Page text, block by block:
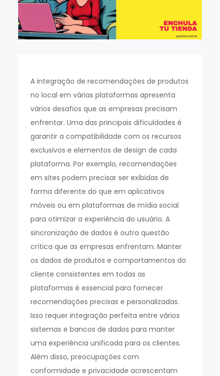
A integração de recomendações de produtos
no local em várias plataformas apresenta
vários desafios que as empresas precisam
enfrentar. Uma das principais dificuldades é
garantir a compatibilidade com os recursos
exclusivos e elementos de design de cada
plataforma. Por exemplo, recomendações
em sites podem precisar ser exibidas de
forma diferente do que em aplicativos
móveis ou em plataformas de mídia social
para otimizar a experiência do usuário. A
sincronização de dados é outra questão
crítica que as empresas enfrentam. Manter
os dados de produtos e comportamentos do
cliente consistentes em todas as
plataformas é essencial para fornecer
recomendações precisas e personalizadas.
Isso requer integração perfeita entre vários
sistemas e bancos de dados para manter
uma experiência unificada para os clientes.
Além disso, preocupações com
conformidade e privacidade acrescentam